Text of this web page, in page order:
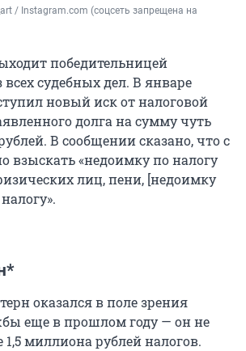
/ Instagram.com (соцсеть запрещена на
победительницей
судебных дел. В январе
новый иск от налоговой
долга на сумму чуть
В сообщении сказано, что с
взыскать «недоимку по налогу
лиц, пени, [недоимку
оказался в поле зрения
еще в прошлом году — он не
миллиона рублей налогов.